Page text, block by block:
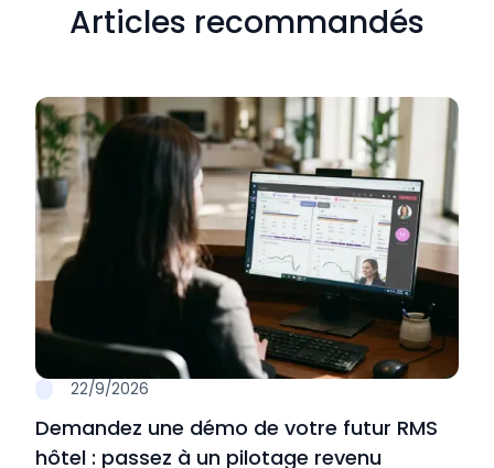
Articles recommandés
22/9/2026
Demandez une démo de votre futur RMS
hôtel : passez à un pilotage revenu